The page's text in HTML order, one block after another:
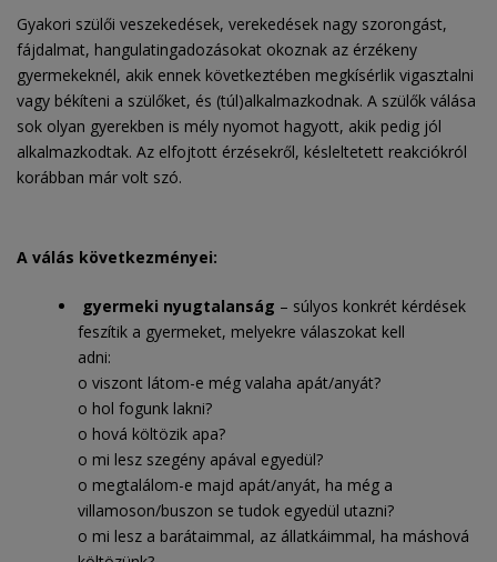
Gyakori szülői veszekedések, verekedések nagy szorongást,
fájdalmat, hangulatingadozásokat okoznak az érzékeny
gyermekeknél, akik ennek következtében megkísérlik vigasztalni
vagy békíteni a szülőket, és (túl)alkalmazkodnak. A szülők válása
sok olyan gyerekben is mély nyomot hagyott, akik pedig jól
alkalmazkodtak. Az elfojtott érzésekről, késleltetett reakciókról
korábban már volt szó.
A válás következményei:
gyermeki nyugtalanság – súlyos konkrét kérdések
feszítik a gyermeket, melyekre válaszokat kell
adni:
o viszont látom-e még valaha apát/anyát?
o hol fogunk lakni?
o hová költözik apa?
o mi lesz szegény apával egyedül?
o megtalálom-e majd apát/anyát, ha még a
villamoson/buszon se tudok egyedül utazni?
o mi lesz a barátaimmal, az állatkáimmal, ha máshová